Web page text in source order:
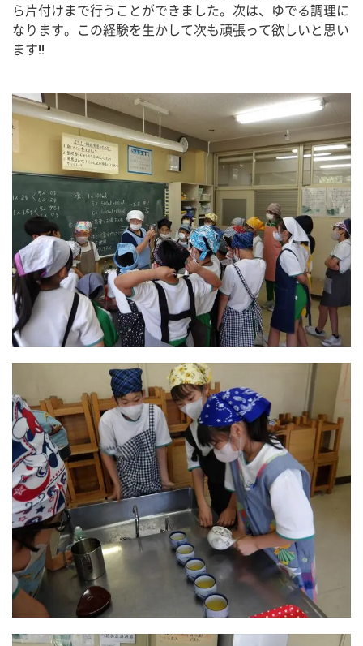
ら片付けまで行うことができました。次は、ゆでる調理に
なります。この経験を生かして次も頑張って欲しいと思い
ます!!